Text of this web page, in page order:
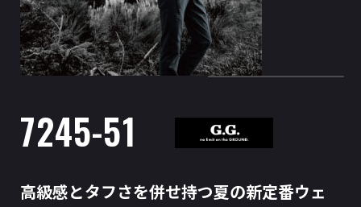
7245-51
高級感とタフさを併せ持つ夏の新定番ウェ